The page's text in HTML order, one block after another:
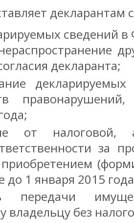
сведений
декларанта;
от налоговой,
за
1 января 2015
передачи
владельцу без